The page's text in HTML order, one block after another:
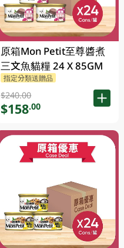
原箱Mon Petit至尊醬煮
三文魚貓糧 24 X 85GM
指定分類送贈品
$240.00
$158.00